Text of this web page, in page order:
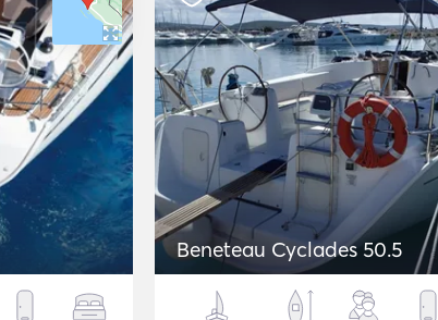
Beneteau Cyclades 50.5